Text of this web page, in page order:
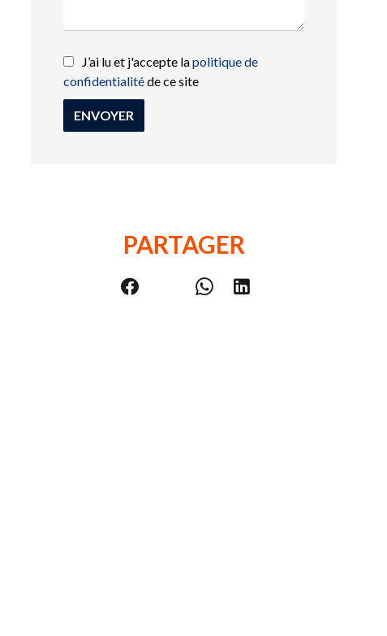
J’ai lu et j'accepte lapolitique de
confidentialitéde ce site
ENVOYER
PARTAGER